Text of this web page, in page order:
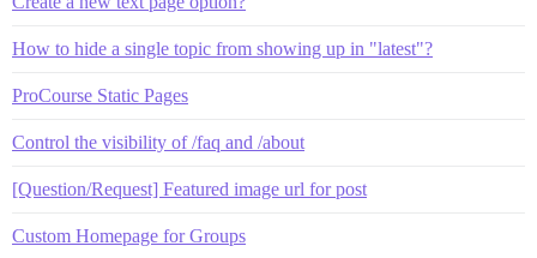
How to hide a single topic from showing up in "latest"?
ProCourse Static Pages
Control the visibility of /faq and /about
[Question/Request] Featured image url for post
Custom Homepage for Groups